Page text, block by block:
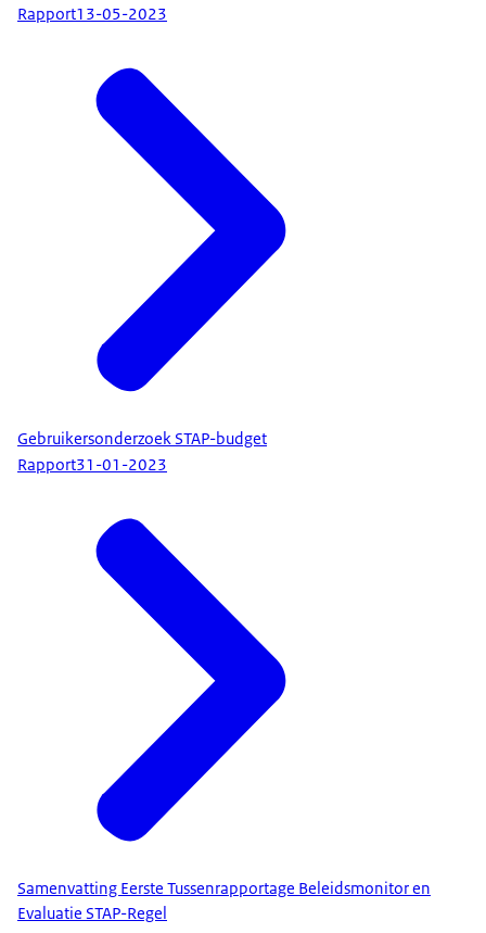
Rapport13-05-2023
Gebruikersonderzoek STAP-budget
Rapport31-01-2023
Samenvatting Eerste Tussenrapportage Beleidsmonitor en
Evaluatie STAP-Regel